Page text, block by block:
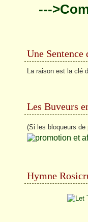
---
Une Sentence
La raison est la clé
Les Buveurs
(Si les bloqueurs
Hymne